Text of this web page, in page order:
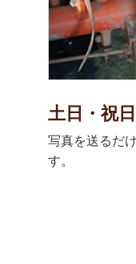
土日・祝
写真を送るだ
す。